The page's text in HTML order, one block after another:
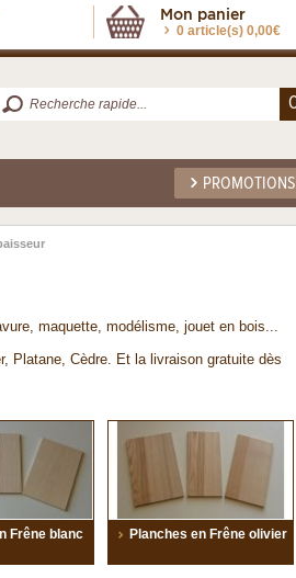
Mon panier
0 article(s) 0,00€
PROMOTIONS
maquette, modélisme, jouet en bois...
Platane, Cèdre. Et la livraison gratuite dès
Frêne blanc Planches en Frêne olivier